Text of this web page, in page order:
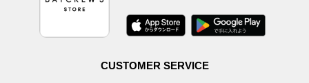
CUSTOMER SERVICE